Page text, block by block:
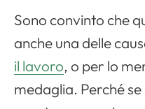
Sono convinto che
anche una delle
il lavoro, o per lo
medaglia. Perché